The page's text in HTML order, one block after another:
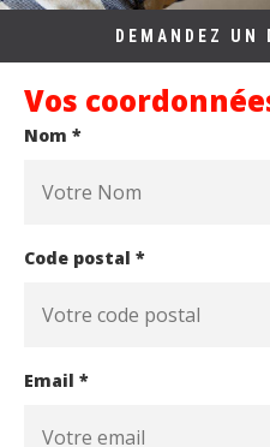
DEMANDEZ UN
Vos
Nom *
Code postal *
Email *